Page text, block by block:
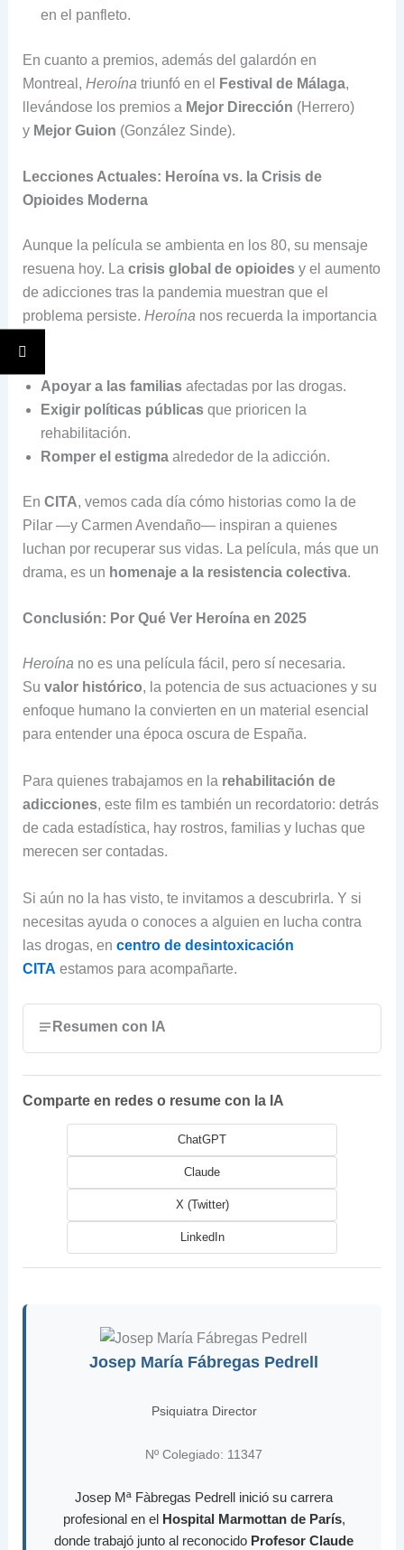
en el panfleto.
En cuanto a premios, además del galardón en
Montreal, Heroína triunfó en el Festival de Málaga,
llevándose los premios a Mejor Dirección (Herrero)
y Mejor Guion (González Sinde).
Lecciones Actuales: Heroína vs. la Crisis de
Opioides Moderna
Aunque la película se ambienta en los 80, su mensaje
resuena hoy. La crisis global de opioidesy el aumento
de adicciones tras la pandemia muestran que el
problema persiste. Heroína nos recuerda la importancia
Apoyar a las familiasafectadas por las drogas.
Exigir políticas públicasque prioricen la
rehabilitación.
Romper el estigmaalrededor de la adicción.
En CITA, vemos cada día cómo historias como la de
Pilar —y Carmen Avendaño— inspiran a quienes
luchan por recuperar sus vidas. La película, más que un
drama, es un homenaje a la resistencia colectiva.
Conclusión: Por Qué Ver Heroína en 2025
Heroína no es una película fácil, pero sí necesaria.
Su valor histórico, la potencia de sus actuaciones y su
enfoque humano la convierten en un material esencial
para entender una época oscura de España.
Para quienes trabajamos en la rehabilitación de
adicciones, este film es también un recordatorio: detrás
de cada estadística, hay rostros, familias y luchas que
merecen ser contadas.
Si aún no la has visto, te invitamos a descubrirla. Y si
necesitas ayuda o conoces a alguien en lucha contra
las drogas, en centro de desintoxicación
CITA estamos para acompañarte.
Resumen con IA
Comparte en redes o resume con la IA
ChatGPT
Claude
X (Twitter)
LinkedIn
Josep María Fábregas Pedrell
Psiquiatra Director
Nº Colegiado: 11347
Josep Mª Fàbregas Pedrell inició su carrera
profesional en el Hospital Marmottan de París,
donde trabajó junto al reconocido Profesor Claude